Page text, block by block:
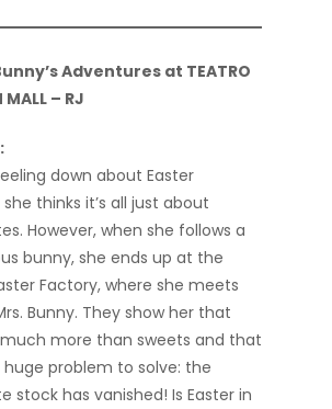
Adventures at TEATRO
MALL – RJ
down about Easter
thinks it’s all just about
However, when she follows a
bunny, she ends up at the
Factory, where she meets
Bunny. They show her that
much more than sweets and that
huge problem to solve: the
stock has vanished! Is Easter in